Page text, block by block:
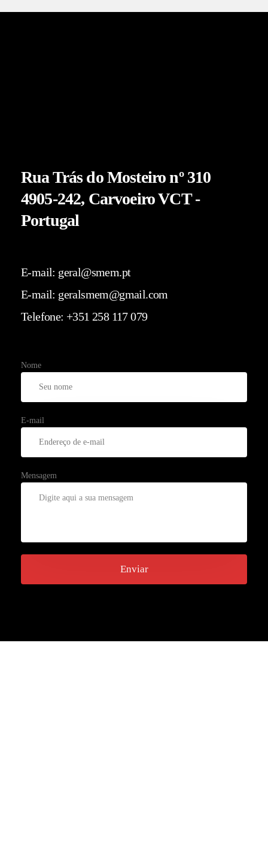
Rua Trás do Mosteiro nº 310
4905-242, CarvoeiroVCT -
Portugal
E-mail: geral@smem.pt
E-mail: geralsmem@gmail.com
Telefone: +351 258 117 079
Nome
E-mail
Mensagem